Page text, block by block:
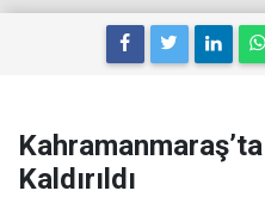
Kaldırıldı